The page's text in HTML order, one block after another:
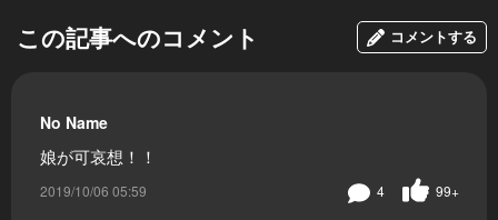
この記事へのコメント コメントする
No Name
娘が可哀想！！
2019/10/06 05:59 99+
4